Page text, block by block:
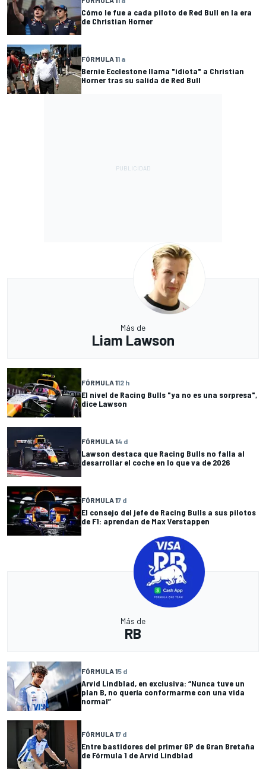
Cómo le fue a cada piloto de Red Bull en la era
de Christian Horner
FÓRMULA 11 a
Bernie Ecclestone llama "idiota" a Christian
Horner tras su salida de Red Bull
Más de
Liam Lawson
FÓRMULA 112 h
El nivel de Racing Bulls "ya no es una sorpresa",
dice Lawson
FÓRMULA 14 d
Lawson destaca que Racing Bulls no falla al
desarrollar el coche en lo que va de 2026
FÓRMULA 17 d
El consejo del jefe de Racing Bulls a sus pilotos
de F1: aprendan de Max Verstappen
Más de
RB
FÓRMULA 15 d
Arvid Lindblad, en exclusiva: “Nunca tuve un
plan B, no quería conformarme con una vida
normal”
FÓRMULA 17 d
Entre bastidores del primer GP de Gran Bretaña
de Fórmula 1 de Arvid Lindblad